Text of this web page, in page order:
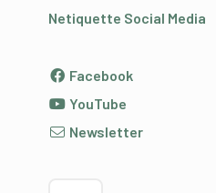
Netiquette Social Media
Facebook
YouTube
Newsletter